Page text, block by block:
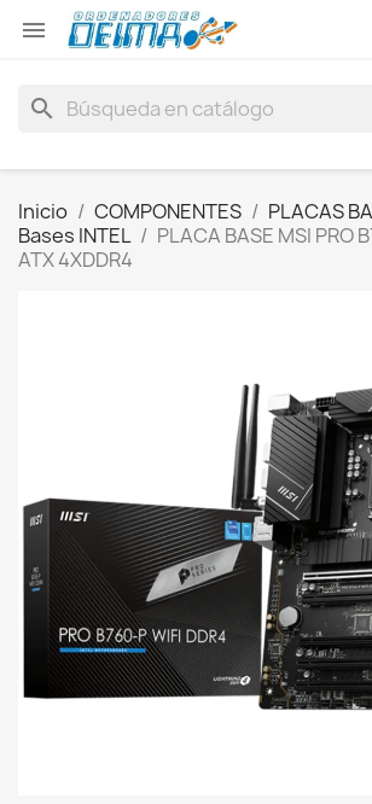

search
Inicio COMPONENTES PLACAS
Bases INTEL
PLACA BASE MSI PRO
ATX 4XDDR4